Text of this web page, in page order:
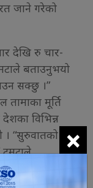
जाने गरेको
देखि रु चार-
बताउनुभयो
सक्छु ।”
तामाका मूर्ति
विभिन्न
। “सुरुवातको
सन्तुष्ट छु ।”
×